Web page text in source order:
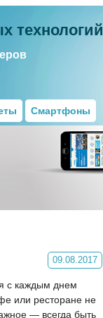
технологий
Смартфоны
09.08.2017
с каждым днем
или ресторане не
— всегда быть